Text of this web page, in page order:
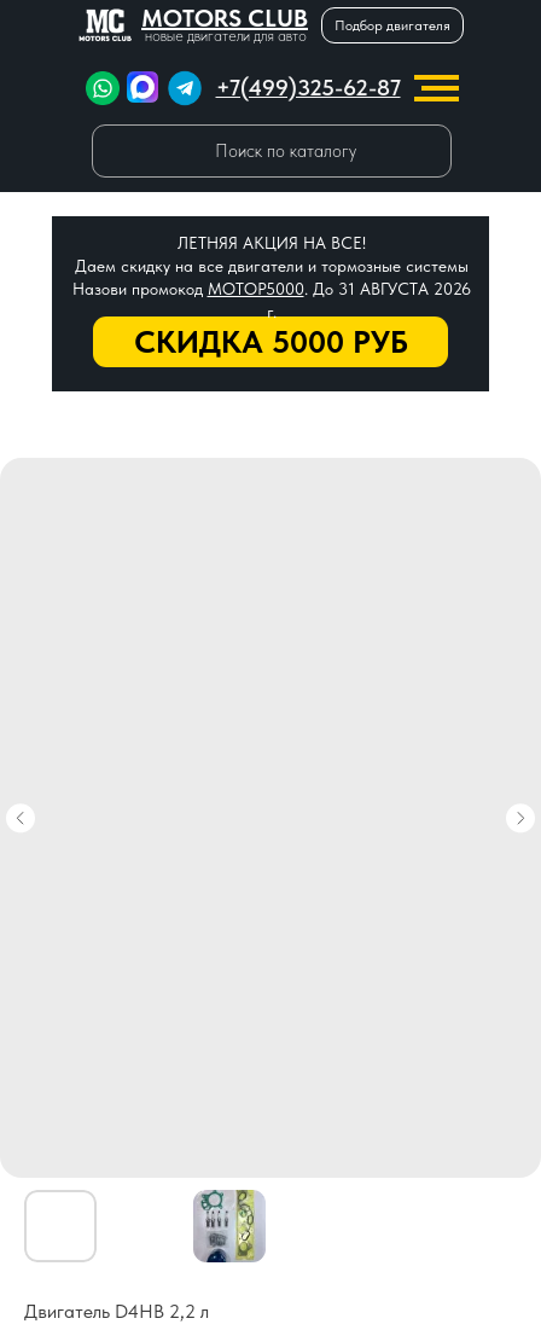
MOTORS CLUB
новые двигатели для авто
Подбор двигателя
+7(499)325-62-87
Поиск по каталогу
СКИДКА 5000 РУБ
ЛЕТНЯЯ АКЦИЯ НА ВСЕ!
Даем скидку на все двигатели и тормозные системы
Назови промокод МОТОР5000. До 31 АВГУСТА 2026
г.
Двигатель D4HB 2,2 л